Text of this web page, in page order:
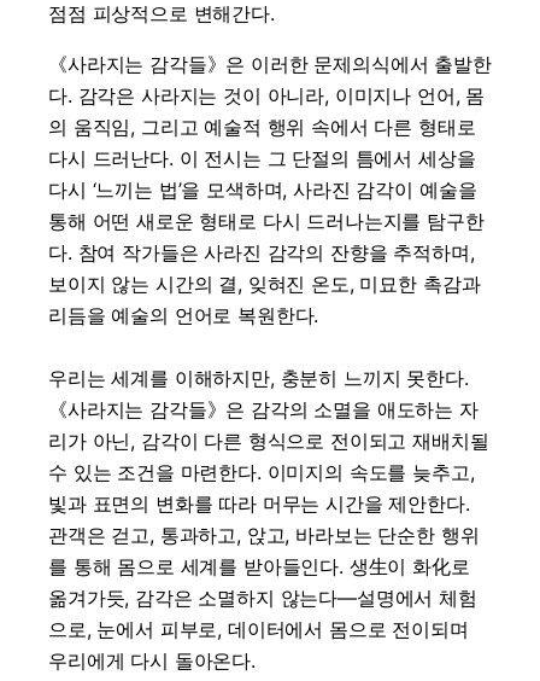
점점 피상적으로 변해간다.
《사라지는 감각들》은 이러한 문제의식에서 출발한
다. 감각은 사라지는 것이 아니라, 이미지나 언어, 몸
의 움직임, 그리고 예술적 행위 속에서 다른 형태로
다시 드러난다. 이 전시는 그 단절의 틈에서 세상을
다시 ‘느끼는 법’을 모색하며, 사라진 감각이 예술을
통해 어떤 새로운 형태로 다시 드러나는지를 탐구한
다. 참여 작가들은 사라진 감각의 잔향을 추적하며,
보이지 않는 시간의 결, 잊혀진 온도, 미묘한 촉감과
리듬을 예술의 언어로 복원한다.
우리는 세계를 이해하지만, 충분히 느끼지 못한다.
《사라지는 감각들》은 감각의 소멸을 애도하는 자
리가 아닌, 감각이 다른 형식으로 전이되고 재배치될
수 있는 조건을 마련한다. 이미지의 속도를 늦추고,
빛과 표면의 변화를 따라 머무는 시간을 제안한다.
관객은 걷고, 통과하고, 앉고, 바라보는 단순한 행위
를 통해 몸으로 세계를 받아들인다. 생生이 화化로
옮겨가듯, 감각은 소멸하지 않는다—설명에서 체험
으로, 눈에서 피부로, 데이터에서 몸으로 전이되며
우리에게 다시 돌아온다.